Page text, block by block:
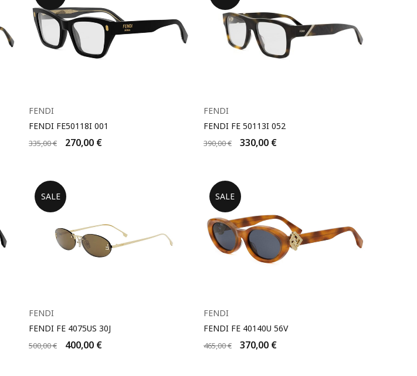
FENDI
FENDI FE50118Ι 001
335,00€ 270,00 €
FENDI
FENDI FE 50113I 052
390,00€ 330,00 €
SALE
FENDI
FENDI FE 4075US 30J
500,00€ 400,00 €
SALE
FENDI
FENDI FE 40140U 56V
465,00€ 370,00 €